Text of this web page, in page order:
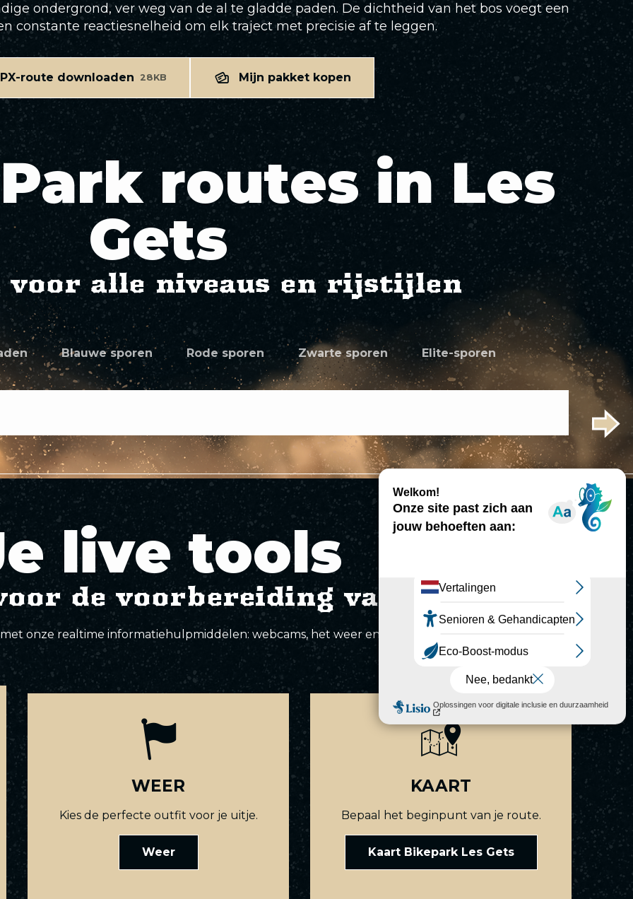
ondergrond, ver weg van de al te gladde paden. De dichtheid van het bos voegt een
constante reactiesnelheid om elk traject met precisie af te leggen.
route downloaden 28KB Mijn pakket kopen
routes in Les
Gets
voor alle niveaus en rijstijlen
Blauwe sporen Rode sporen Zwarte sporen Elite-sporen
live tools
de voorbereiding van je rit
onze realtime informatiehulpmiddelen: webcams, het weer en pistekaarten.
WEER
Kies de perfecte outfit voor je uitje.
Weer
KAART
Bepaal het beginpunt van je route.
Kaart Bikepark Les Gets